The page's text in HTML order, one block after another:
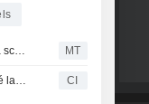
Midera Food Processing finalise sa scission d'avec Middleby MT
The Middleby Corporation a finalisé la scission de Midera Food Processing, Inc. (NasdaqGS:MFP). CI